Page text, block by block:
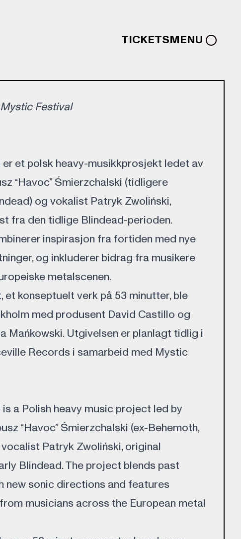
TICKETSMENU
Festival
er et polsk heavy-musikkprosjekt ledet av
“Havoc” Śmierzchalski (tidligere
og vokalist Patryk Zwoliński,
fra den tidlige Blindead-perioden.
inspirasjon fra fortiden med nye
og inkluderer bidrag fra musikere
metalscenen.
et konseptuelt verk på 53 minutter, ble
med produsent David Castillo og
Mańkowski. Utgivelsen er planlagt tidlig i
Records i samarbeid med Mystic
is a Polish heavy music project led by
“Havoc” Śmierzchalski (ex-Behemoth,
Patryk Zwoliński, original
Blindead. The project blends past
new sonic directions and features
musicians across the European metal